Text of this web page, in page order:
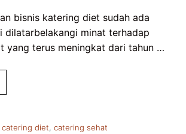
bisnis katering diet sudah ada
dilatarbelakangi minat terhadap
yang terus meningkat dari tahun …
catering diet, catering sehat